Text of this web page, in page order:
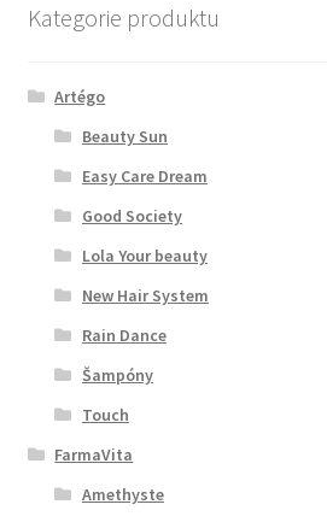
Kategorie produktu
Artégo
Beauty Sun
Easy Care Dream
Good Society
Lola Your beauty
New Hair System
Rain Dance
Šampóny
Touch
FarmaVita
Amethyste